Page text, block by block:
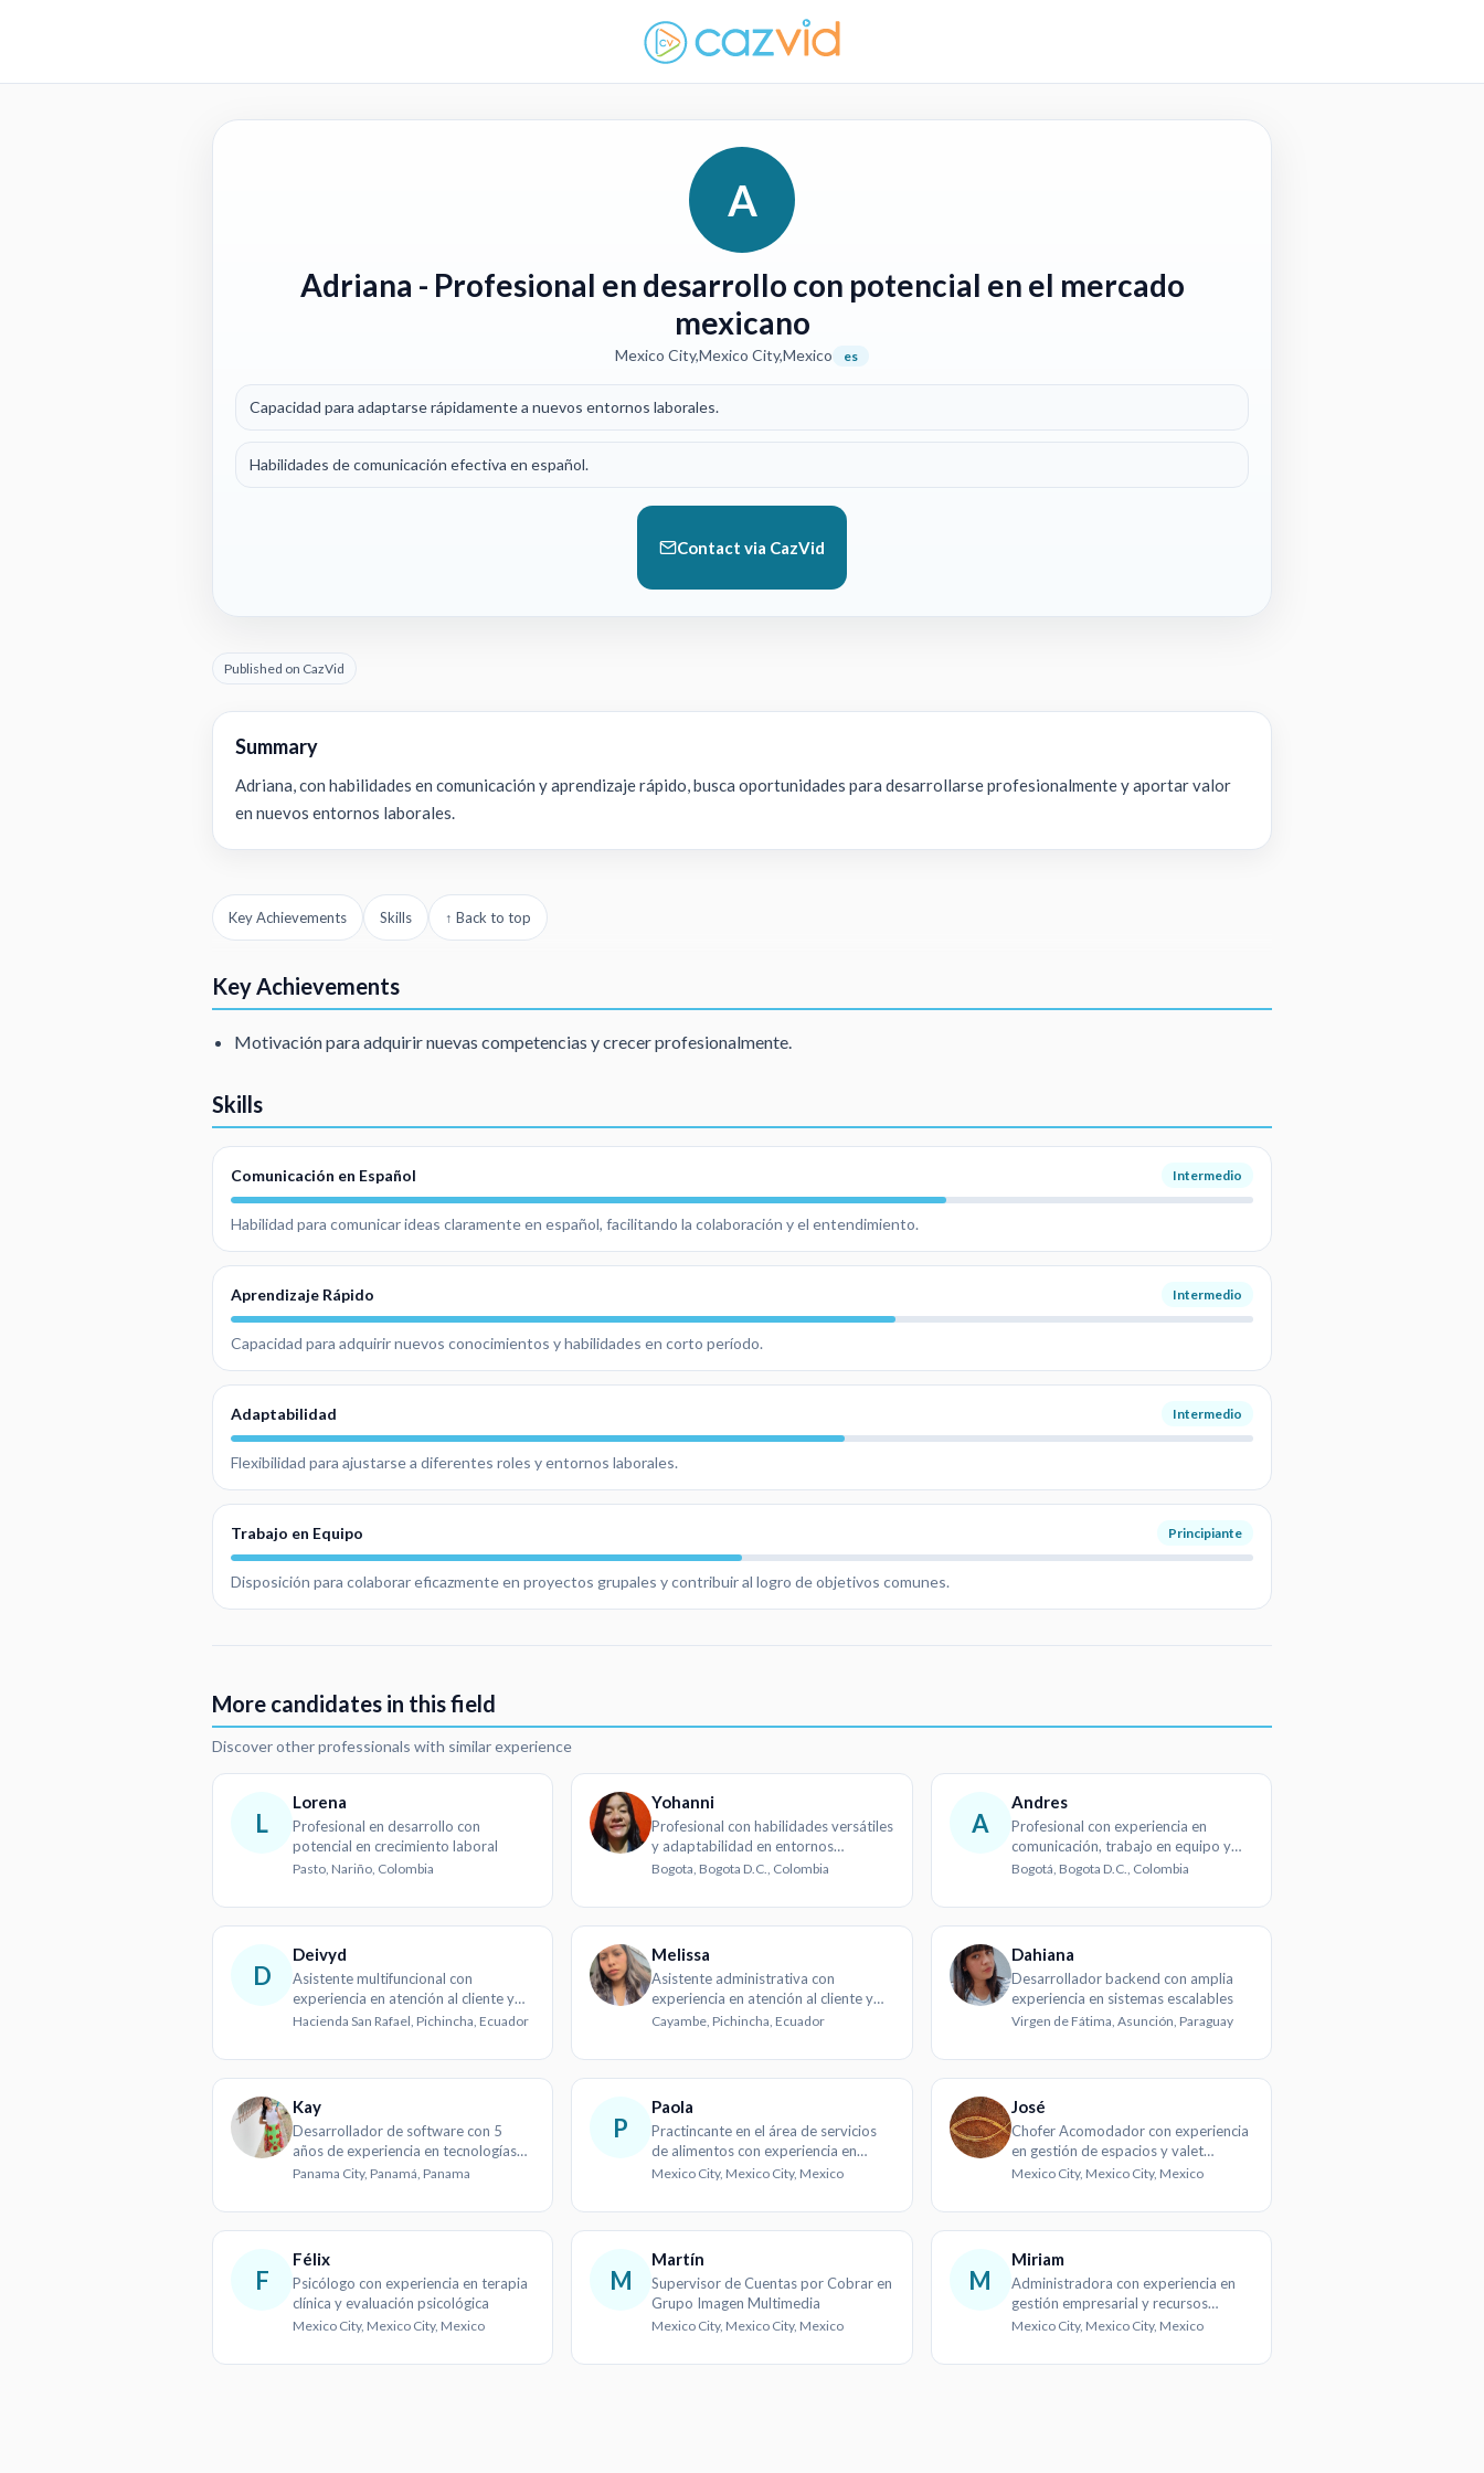
A
Adriana - Profesional en desarrollo con potencial en el mercado
mexicano
Mexico City,Mexico City,Mexico es
Capacidad para adaptarse rápidamente a nuevos entornos laborales.
Habilidades de comunicación efectiva en español.
Contact via CazVid
Published on CazVid
Summary
Adriana, con habilidades en comunicación y aprendizaje rápido, busca oportunidades para desarrollarse profesionalmente y aportar valor
en nuevos entornos laborales.
Key Achievements Skills ↑ Back to top
Key Achievements
Motivación para adquirir nuevas competencias y crecer profesionalmente.
Skills
Comunicación en Español Intermedio
Habilidad para comunicar ideas claramente en español, facilitando la colaboración y el entendimiento.
Aprendizaje Rápido Intermedio
Capacidad para adquirir nuevos conocimientos y habilidades en corto período.
Adaptabilidad Intermedio
Flexibilidad para ajustarse a diferentes roles y entornos laborales.
Trabajo en Equipo Principiante
Disposición para colaborar eficazmente en proyectos grupales y contribuir al logro de objetivos comunes.
More candidates in this field
Discover other professionals with similar experience
L
Lorena
Profesional en desarrollo con
potencial en crecimiento laboral
Pasto, Nariño, Colombia
Yohanni
Profesional con habilidades versátiles
y adaptabilidad en entornos
dinámicos
Bogota, Bogota D.C., Colombia
A
Andres
Profesional con experiencia en
comunicación, trabajo en equipo y
adaptabilidad
Bogotá, Bogota D.C., Colombia
D
Deivyd
Asistente multifuncional con
experiencia en atención al cliente y
organización
Hacienda San Rafael, Pichincha, Ecuador
Melissa
Asistente administrativa con
experiencia en atención al cliente y
gestión
Cayambe, Pichincha, Ecuador
Dahiana
Desarrollador backend con amplia
experiencia en sistemas escalables
Virgen de Fátima, Asunción, Paraguay
Kay
Desarrollador de software con 5
años de experiencia en tecnologías
web y móvil
Panama City, Panamá, Panama
P
Paola
Practincante en el área de servicios
de alimentos con experiencia en
nutrición clínica y comunitaria
Mexico City, Mexico City, Mexico
José
Chofer Acomodador con experiencia
en gestión de espacios y valet
parking
Mexico City, Mexico City, Mexico
F
Félix
Psicólogo con experiencia en terapia
clínica y evaluación psicológica
Mexico City, Mexico City, Mexico
M
Martín
Supervisor de Cuentas por Cobrar en
Grupo Imagen Multimedia
Mexico City, Mexico City, Mexico
M
Miriam
Administradora con experiencia en
gestión empresarial y recursos
humanos
Mexico City, Mexico City, Mexico